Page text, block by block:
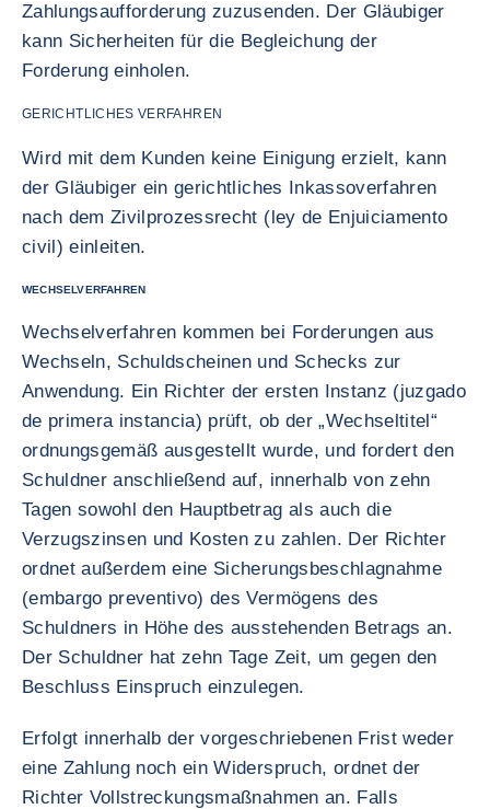
Zahlungsaufforderung zuzusenden. Der Gläubiger
kann Sicherheiten für die Begleichung der
Forderung einholen.
GERICHTLICHES VERFAHREN
Wird mit dem Kunden keine Einigung erzielt, kann
der Gläubiger ein gerichtliches Inkassoverfahren
nach dem Zivilprozessrecht (ley de Enjuiciamento
civil) einleiten.
WECHSELVERFAHREN
Wechselverfahren kommen bei Forderungen aus
Wechseln, Schuldscheinen und Schecks zur
Anwendung. Ein Richter der ersten Instanz (juzgado
de primera instancia) prüft, ob der „Wechseltitel“
ordnungsgemäß ausgestellt wurde, und fordert den
Schuldner anschließend auf, innerhalb von zehn
Tagen sowohl den Hauptbetrag als auch die
Verzugszinsen und Kosten zu zahlen. Der Richter
ordnet außerdem eine Sicherungsbeschlagnahme
(embargo preventivo) des Vermögens des
Schuldners in Höhe des ausstehenden Betrags an.
Der Schuldner hat zehn Tage Zeit, um gegen den
Beschluss Einspruch einzulegen.
Erfolgt innerhalb der vorgeschriebenen Frist weder
eine Zahlung noch ein Widerspruch, ordnet der
Richter Vollstreckungsmaßnahmen an. Falls